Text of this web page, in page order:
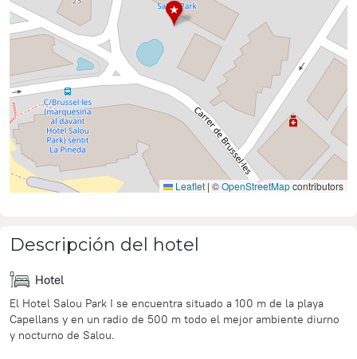
Leaflet | ©OpenStreetMapcontributors
Descripción del hotel
Hotel
El Hotel Salou Park I se encuentra situado a 100 m de la playa
Capellans y en un radio de 500 m todo el mejor ambiente diurno
y nocturno de Salou.